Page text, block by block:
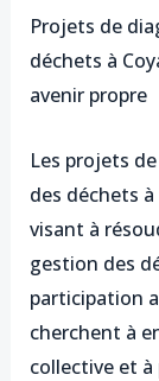
Projets de
déchets à
avenir propre
Les projets
des déchets
visant à
gestion des
participation
cherchent à
collective et